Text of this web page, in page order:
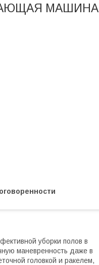
МАШИНА
уборки полов в
маневренность даже в
головкой и ракелем,